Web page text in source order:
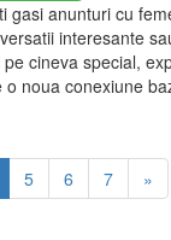
gasi anunturi cu
interesante
cineva special,
o noua conexiune
5 6 7 »